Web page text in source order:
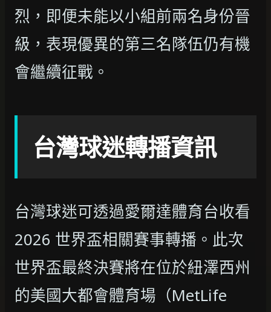
烈，即便未能以小組前兩名身份晉
級，表現優異的第三名隊伍仍有機
會繼續征戰。
台灣球迷轉播資訊
台灣球迷可透過愛爾達體育台收看
2026 世界盃相關賽事轉播。此次
世界盃最終決賽將在位於紐澤西州
的美國大都會體育場（MetLife